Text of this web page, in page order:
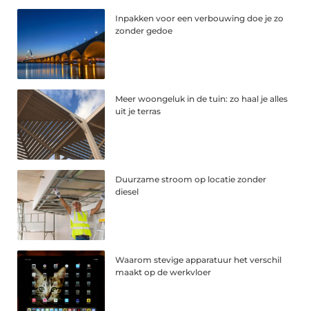
Inpakken voor een verbouwing doe je zo
zonder gedoe
Meer woongeluk in de tuin: zo haal je alles
uit je terras
Duurzame stroom op locatie zonder
diesel
Waarom stevige apparatuur het verschil
maakt op de werkvloer